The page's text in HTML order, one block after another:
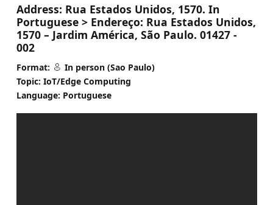
Address: Rua Estados Unidos, 1570. In
Portuguese > Endereço: Rua Estados Unidos,
1570 – Jardim América, São Paulo. 01427 -
002
Format:
In person (Sao Paulo)
Topic: IoT/Edge Computing
Language: Portuguese